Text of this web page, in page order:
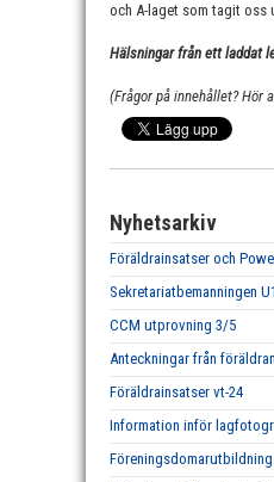
och A-laget som tagit oss
Hälsningar från ett laddat
(Frågor på innehållet? Hör
Nyhetsarkiv
Föräldrainsatser och
Sekretariatbemanningen
CCM utprovning 3/5
Anteckningar från
Föräldrainsatser vt-24
Information inför